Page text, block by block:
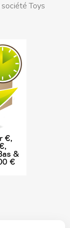
société Toys